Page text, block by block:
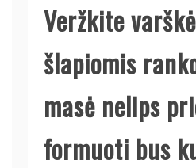
Veržkite
šlapiomis
masė nelips
formuoti bus